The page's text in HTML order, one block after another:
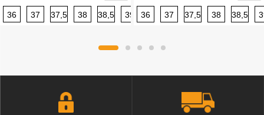
36 37 37,5 38 38,5 39 40 40,5 41 42 42,5
36 37 37,5 38 38,5